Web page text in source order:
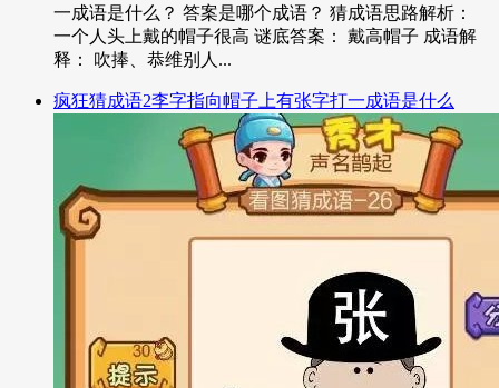
一成语是什么？ 答案是哪个成语？ 猜成语思路解析：
一个人头上戴的帽子很高 谜底答案： 戴高帽子 成语解
释： 吹捧、恭维别人...
疯狂猜成语2李字指向帽子上有张字打一成语是什么